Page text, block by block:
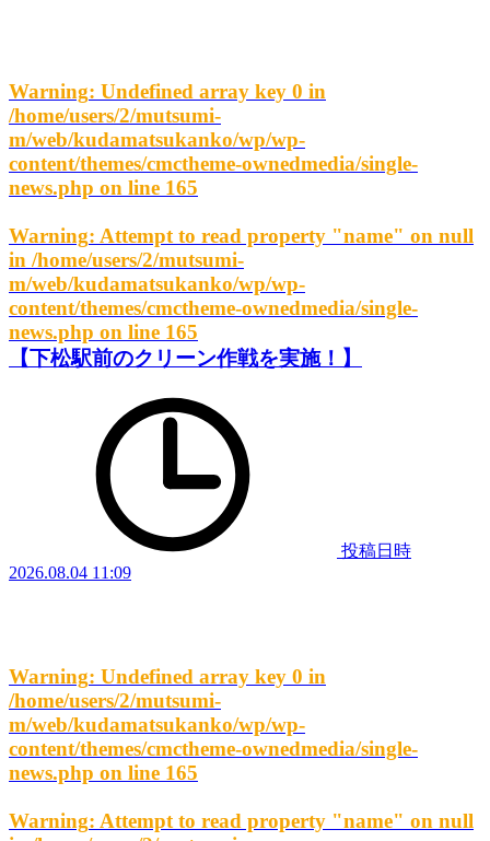
Warning: Undefined array key 0 in
/home/users/2/mutsumi-
m/web/kudamatsukanko/wp/wp-
content/themes/cmctheme-ownedmedia/single-
news.php on line 165
Warning: Attempt to read property "name" on null
in /home/users/2/mutsumi-
m/web/kudamatsukanko/wp/wp-
content/themes/cmctheme-ownedmedia/single-
news.php on line 165
【下松駅前のクリーン作戦を実施！】
投稿日時
2026.08.04 11:09
Warning: Undefined array key 0 in
/home/users/2/mutsumi-
m/web/kudamatsukanko/wp/wp-
content/themes/cmctheme-ownedmedia/single-
news.php on line 165
Warning: Attempt to read property "name" on null